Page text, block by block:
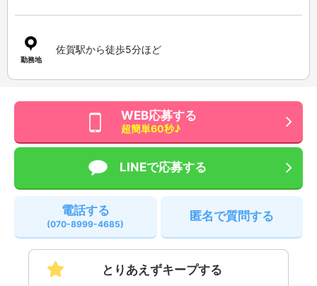
勤務地
佐賀駅から徒歩5分ほど
WEB応募する
超簡単60秒♪
LINEで応募する
電話する
(070-8999-4685)
匿名で質問する
とりあえずキープする